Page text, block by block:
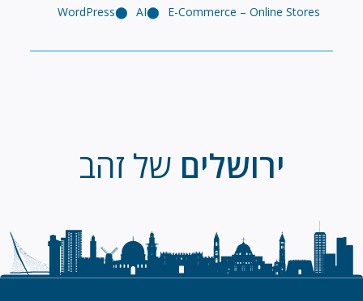
E-Commerce – Online Stores
AI
WordPress
ירושלים של זהב